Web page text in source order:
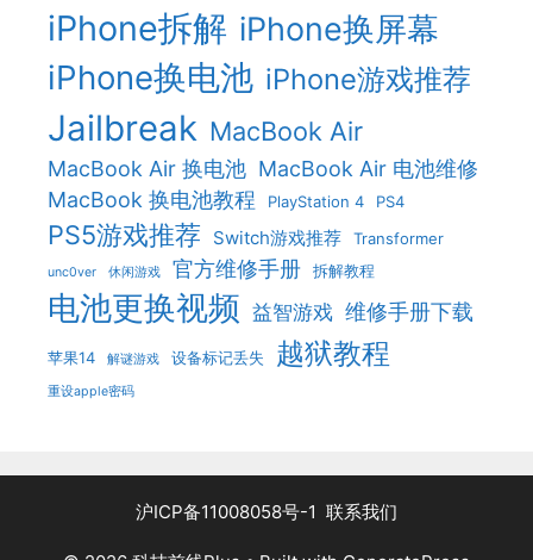
iPhone拆解 iPhone换屏幕
iPhone换电池 iPhone游戏推荐
Jailbreak MacBook Air
MacBook Air 换电池 MacBook Air 电池维修
MacBook 换电池教程
PlayStation 4 PS4
PS5游戏推荐 Switch游戏推荐 Transformer
unc0ver 休闲游戏 官方维修手册 拆解教程
电池更换视频 益智游戏 维修手册下载
苹果14 解谜游戏 设备标记丢失 越狱教程
重设apple密码
沪ICP备11008058号-1 联系我们